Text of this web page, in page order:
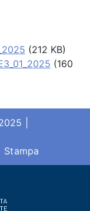
(212 KB)
(160
|
Stampa